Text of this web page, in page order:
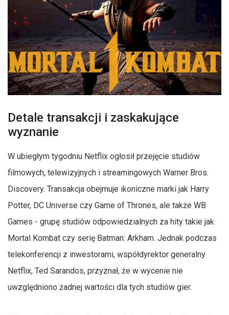
Detale transakcji i zaskakujące
wyznanie
W ubiegłym tygodniu Netflix ogłosił przejęcie studiów
filmowych, telewizyjnych i streamingowych Warner Bros.
Discovery. Transakcja obejmuje ikoniczne marki jak Harry
Potter, DC Universe czy Game of Thrones, ale także WB
Games - grupę studiów odpowiedzialnych za hity takie jak
Mortal Kombat czy serię Batman: Arkham. Jednak podczas
telekonferencji z inwestorami, współdyrektor generalny
Netflix, Ted Sarandos, przyznał, że w wycenie nie
uwzględniono żadnej wartości dla tych studiów gier.